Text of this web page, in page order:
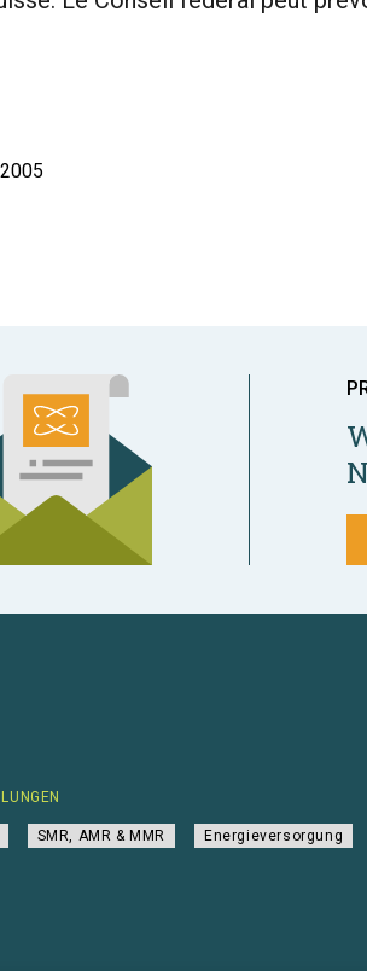
SMR, AMR & MMR Energieversorgung